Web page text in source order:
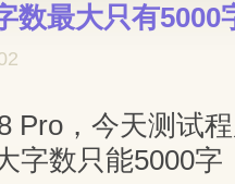
数最大只有5000
Pro，今天测试
字数只能5000字